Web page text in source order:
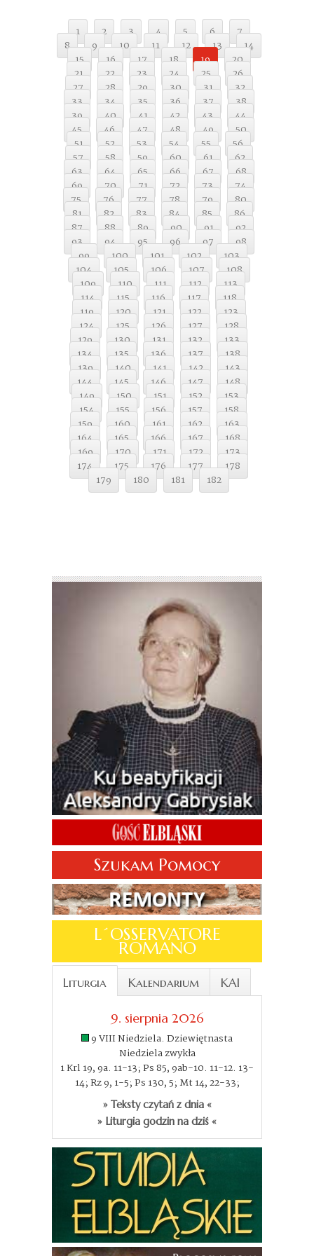
1 2 3 4 5 6
7
8
9 10 11 12 13
14
15
16 17 18 19
20
21
22 23 24 25
26
27
28 29 30 31
32
33
34 35 36 37
38
39
40 41 42 43
44
45
46 47 48 49
50
51
52 53 54 55
56
57
58 59 60 61
62
63
64 65 66 67
68
69
70 71 72 73
74
75
76 77 78 79
80
81
82 83 84 85
86
87
88 89 90 91
92
93
94 95 96 97
98
99
100 101 102
103
104
105 106 107
108
109
110 111 112
113
114
115 116 117
118
119
120 121 122
123
124
125 126 127
128
129
130 131 132
133
134
135 136 137
138
139
140 141 142
143
144
145 146 147
148
149
150 151 152
153
154
155 156 157
158
159
160 161 162
163
164
165 166 167
168
169
170 171 172
173
174
175 176 177
178
179
180 181 182
Szukam Pomocy
L´OSSERVATORE
ROMANO
Liturgia Kalendarium KAI
9. sierpnia 2026
9 VIII Niedziela. Dziewiętnasta
Niedziela zwykła
1 Krl 19, 9a. 11-13; Ps 85, 9ab-10. 11-12. 13-
14; Rz 9, 1-5; Ps 130, 5; Mt 14, 22-33;
» Teksty czytań z dnia «
» Liturgia godzin na dziś «